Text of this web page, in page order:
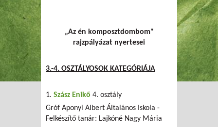
„Az én komposztdombom"
rajzpályázat nyertesei
3.-4. OSZTÁLYOSOK KATEGÓRIÁJA
1. Szász Enikő 4. osztály
Gróf Aponyi Albert Általános Iskola -
Felkészítő tanár: Lajkóné Nagy Mária